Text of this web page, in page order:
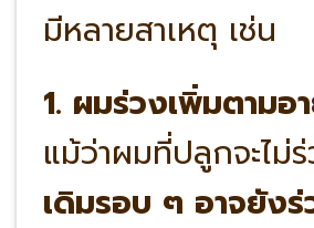
มีหลายสาเหตุ เช่น
1. ผมร่วงเพิ่มตามอ
แม้ว่าผมที่ปลูกจะไม่
เดิมรอบ ๆ อาจยัง